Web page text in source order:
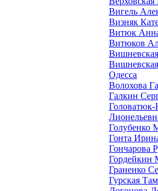
Вигель
Визняк
Витюк
Витюков
Одесса
Волохова
Галкин
Голубенко
Гонта
Гончарова
Гордейкин
Граненко
Гурская